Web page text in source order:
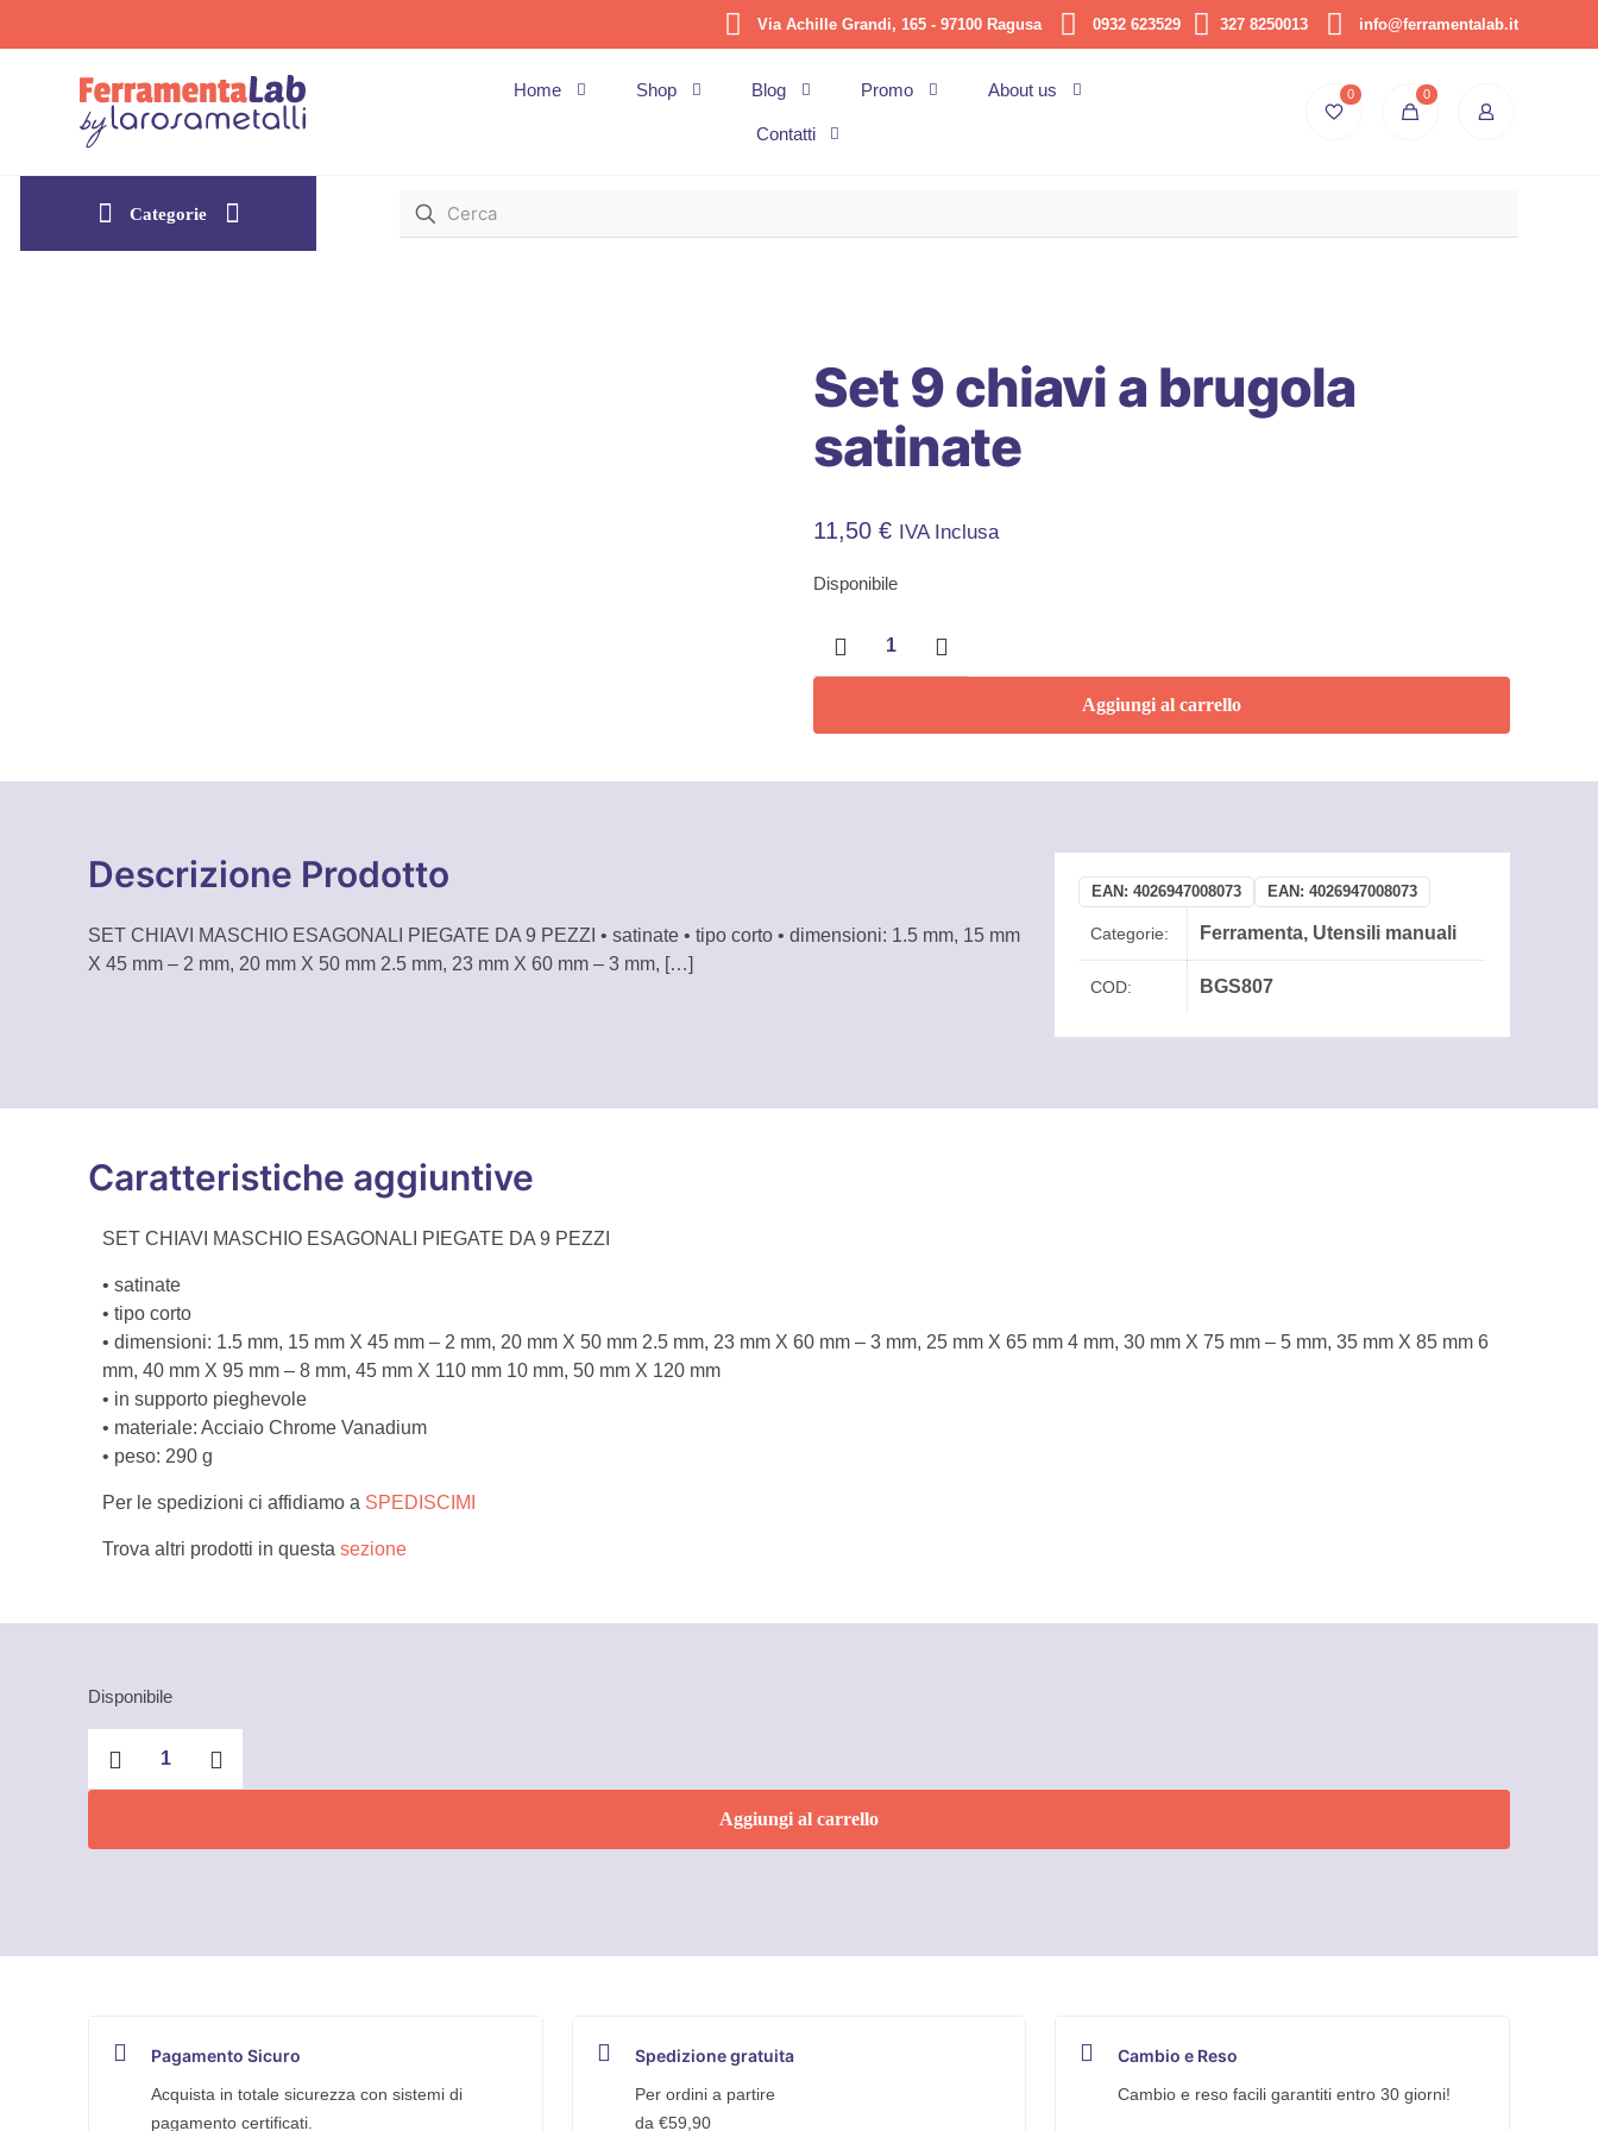
Via Achille Grandi, 165 - 97100 Ragusa 0932 623529 327 8250013 info@ferramentalab.it
Home Shop Blog Promo About us
Contatti
0 0
Categorie
Set 9 chiavi a brugola
satinate
11,50 € IVA Inclusa
Disponibile
chiavi
Aggiungi al carrello
Descrizione Prodotto
SET CHIAVI MASCHIO ESAGONALI PIEGATE DA 9 PEZZI • satinate • tipo corto • dimensioni: 1.5 mm, 15 mm
X 45 mm – 2 mm, 20 mm X 50 mm 2.5 mm, 23 mm X 60 mm – 3 mm, […]
EAN:4026947008073 EAN:4026947008073
Categorie: Ferramenta, Utensili manuali
COD: BGS807
Caratteristiche aggiuntive
SET CHIAVI MASCHIO ESAGONALI PIEGATE DA 9 PEZZI
• satinate
• tipo corto
• dimensioni: 1.5 mm, 15 mm X 45 mm – 2 mm, 20 mm X 50 mm 2.5 mm, 23 mm X 60 mm – 3 mm, 25 mm X 65 mm 4 mm, 30 mm X 75 mm – 5 mm, 35 mm X 85 mm 6
mm, 40 mm X 95 mm – 8 mm, 45 mm X 110 mm 10 mm, 50 mm X 120 mm
• in supporto pieghevole
• materiale: Acciaio Chrome Vanadium
• peso: 290 g
Per le spedizioni ci affidiamo a SPEDISCIMI
Trova altri prodotti in questa sezione
Disponibile
chiavi
brugola
Aggiungi al carrello
Pagamento Sicuro
Acquista in totale sicurezza con sistemi di
pagamento certificati.
Spedizione gratuita
Per ordini a partire
da €59,90
Cambio e Reso
Cambio e reso facili garantiti entro 30 giorni!